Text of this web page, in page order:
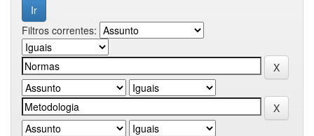
Filtros correntes: